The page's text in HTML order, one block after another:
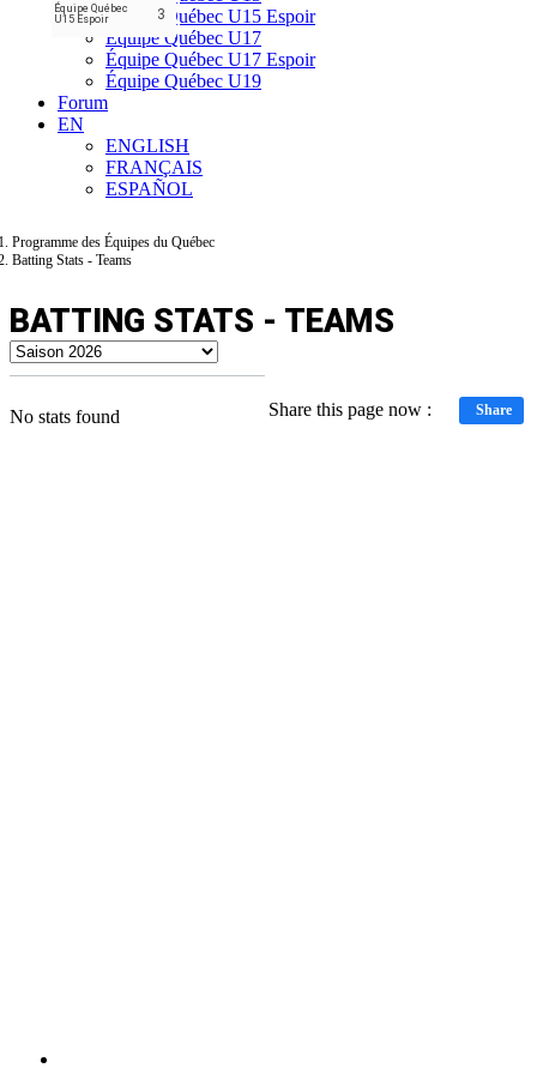
Équipe Québec
U15 Espoir
3
Équipe Québec U15 Espoir
Équipe Québec U17
Équipe Québec U17 Espoir
Équipe Québec U19
Forum
EN
ENGLISH
FRANÇAIS
ESPAÑOL
Programme des Équipes du Québec
Batting Stats - Teams
BATTING STATS - TEAMS
Share this page now : Share
No stats found